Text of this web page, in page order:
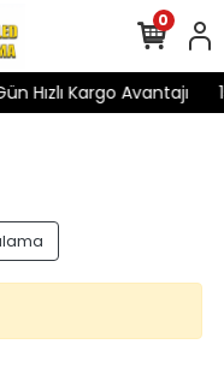
Hızlı Kargo Avantajı
0